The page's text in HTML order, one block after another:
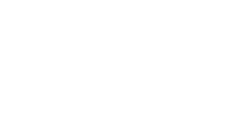
and see latest updates, news, information In Chandpur.